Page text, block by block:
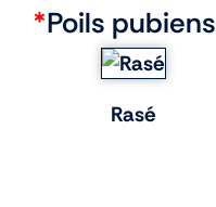
*Poils pubiens
Rasé